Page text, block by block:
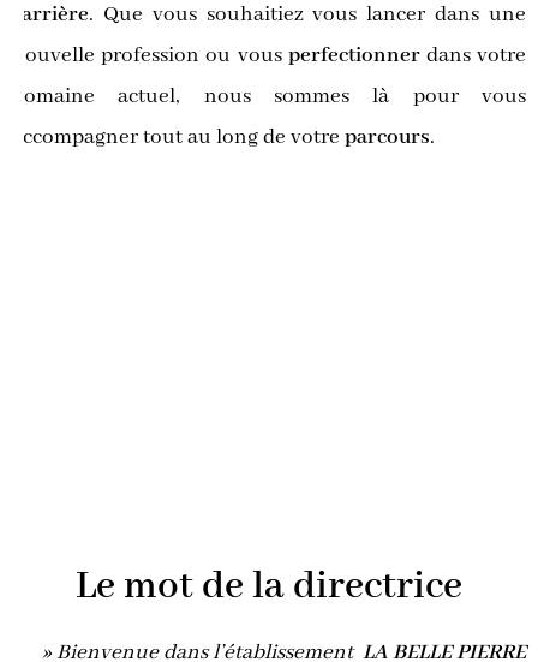
carrière. Que vous souhaitiez vous lancer dans une
nouvelle profession ou vous perfectionnerdans votre
domaine actuel, nous sommes là pour vous
accompagner tout au long de votre parcours.
Le mot de la directrice
» Bienvenue dans l’établissement LA BELLE PIERRE